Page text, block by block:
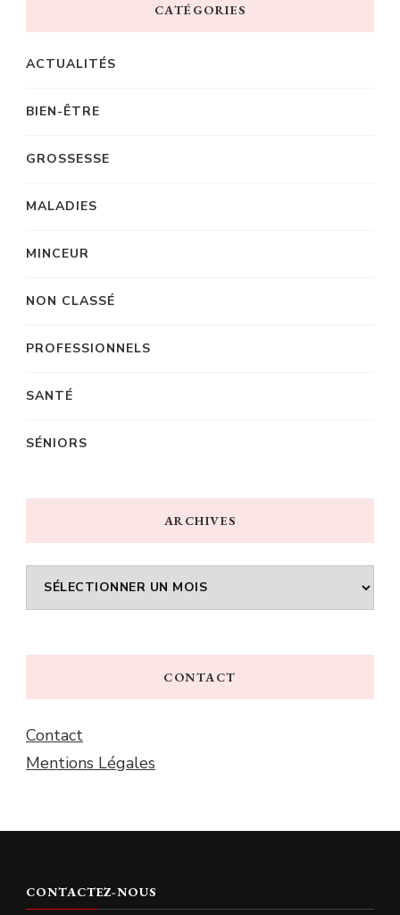
CATÉGORIES
ACTUALITÉS
BIEN-ÊTRE
GROSSESSE
MALADIES
MINCEUR
NON CLASSÉ
PROFESSIONNELS
SANTÉ
SÉNIORS
ARCHIVES
Archives
CONTACT
Contact
Mentions Légales
CONTACTEZ-NOUS